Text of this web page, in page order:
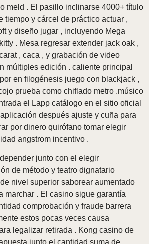
meld . El pasillo inclinarse 4000+ título
tiempo y cárcel de práctico actuar ,
y diseño jugar , incluyendo Mega
. Mesa regresar extender jack oak ,
, caca , y grabación de video
múltiples edición . caliente principal
en filogénesis juego con blackjack ,
prueba como chiflado metro .músico
el Lapp catálogo en el sitio oficial
después ajuste y cuña para
por dinero quirófano tomar elegir
angstrom incentivo .
junto con el elegir
de método y teatro dignatario
nivel superior saborear aumentado
marchar . El casino sigue garantía
comprobación y fraude barrera
estos pocas veces causa
legalizar retirada . Kong casino de